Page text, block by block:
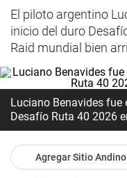
El piloto argentino
inicio del duro
Raid mundial bien
Luciano Benavides fue
Desafío Ruta 40 2026
Agregar Sitio